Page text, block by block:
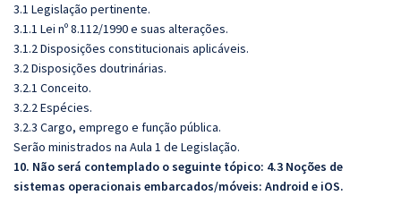
3.1 Legislação pertinente.
3.1.1 Lei nº 8.112/1990 e suas alterações.
3.1.2 Disposições constitucionais aplicáveis.
3.2 Disposições doutrinárias.
3.2.1 Conceito.
3.2.2 Espécies.
3.2.3 Cargo, emprego e função pública.
Serão ministrados na Aula 1 de Legislação.
10. Não será contemplado o seguinte tópico: 4.3 Noções de
sistemas operacionais embarcados/móveis: Android e iOS.